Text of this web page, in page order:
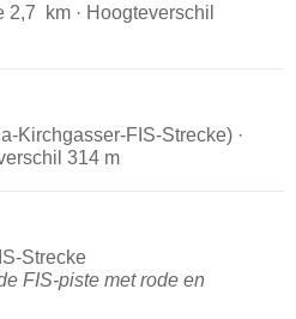
2,7 km · Hoogteverschil
Kirchgasser-FIS-Strecke) ·
314 m
Strecke
FIS-piste met rode en